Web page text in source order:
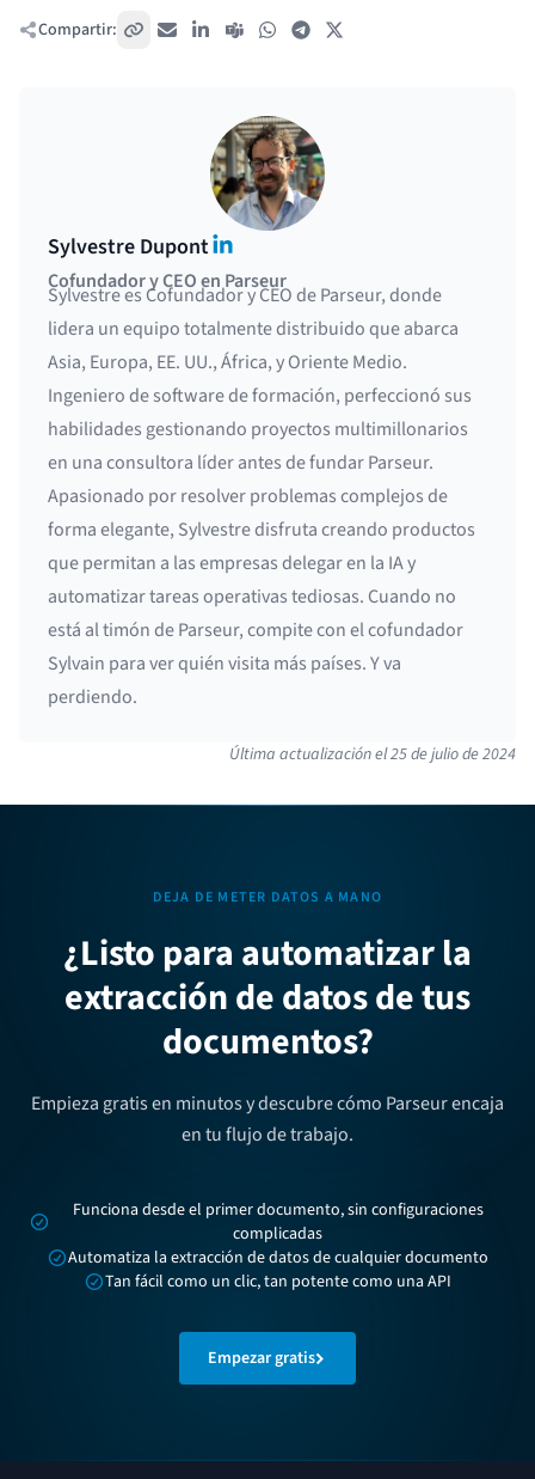
Compartir: Copiar enlace
Correo electrónico
LinkedIn
Teams WhatsAppTelegram
Sylvestre DupontLinkedIn
Cofundador y CEO en Parseur
Sylvestre es Cofundador y CEO de Parseur, donde
lidera un equipo totalmente distribuido que abarca
Asia, Europa, EE. UU., África, y Oriente Medio.
Ingeniero de software de formación, perfeccionó sus
habilidades gestionando proyectos multimillonarios
en una consultora líder antes de fundar Parseur.
Apasionado por resolver problemas complejos de
forma elegante, Sylvestre disfruta creando productos
que permitan a las empresas delegar en la IA y
automatizar tareas operativas tediosas. Cuando no
está al timón de Parseur, compite con el cofundador
Sylvain para ver quién visita más países. Y va
perdiendo.
Última actualización el25 de julio de 2024
DEJA DE METER DATOS A MANO
¿Listo para automatizar la
extracción de datos de tus
documentos?
Empieza gratis en minutos y descubre cómo Parseur encaja
en tu flujo de trabajo.
Funciona desde el primer documento, sin configuraciones
complicadas
Automatiza la extracción de datos de cualquier documento
Tan fácil como un clic, tan potente como una API
Empezar gratis